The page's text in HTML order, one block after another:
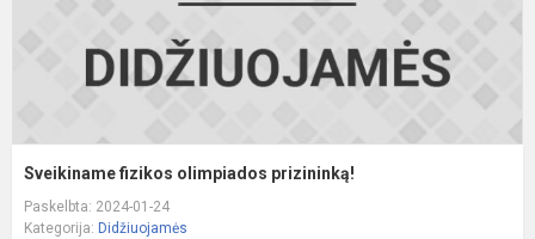
Sveikiname fizikos olimpiados prizininką!
Paskelbta: 2024-01-24
Kategorija: Didžiuojamės